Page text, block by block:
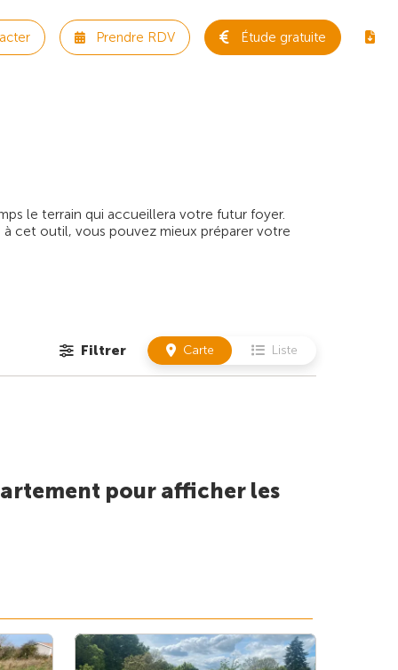
Prendre RDV Étude gratuite
le terrain qui accueillera votre futur foyer.
à cet outil, vous pouvez mieux préparer votre
Filtrer Carte Liste
pour afficher les